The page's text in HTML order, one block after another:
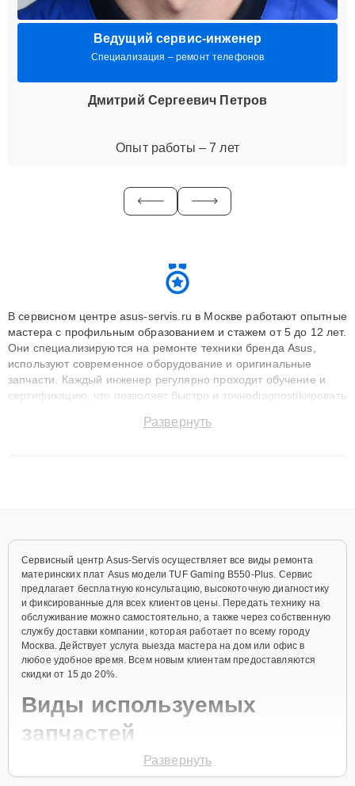
Ведущий сервис-инженер
Специализация – ремонт телефонов
Дмитрий Сергеевич Петров
Опыт работы – 7 лет
В сервисном центре asus-servis.ru в Москве работают опытные
мастера с профильным образованием и стажем от 5 до 12 лет.
Они специализируются на ремонте техники бренда Asus,
используют современное оборудование и оригинальные
запчасти. Каждый инженер регулярно проходит обучение и
сертификацию, что позволяет быстро и точноdiagnostikировать
до 3 лет. Наши мастера решают сложные случаи: от замены
Развернуть
Сервисный центр Asus-Servis осуществляет все виды ремонта
материнских плат Asus модели TUF Gaming B550-Plus. Сервис
предлагает бесплатную консультацию, высокоточную диагностику
и фиксированные для всех клиентов цены. Передать технику на
обслуживание можно самостоятельно, а также через собственную
службу доставки компании, которая работает по всему городу
Москва. Действует услуга выезда мастера на дом или офис в
любое удобное время. Всем новым клиентам предоставляются
скидки от 15 до 20%.
Виды используемых
запчастей
Для ремонта материнской платы модели TUF Gaming B550-Plus
Развернуть